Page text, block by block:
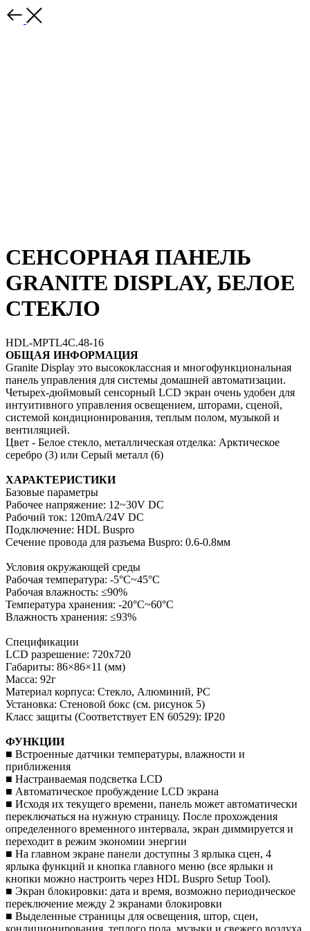
СЕНСОРНАЯ ПАНЕЛЬ
GRANITE DISPLAY, БЕЛОЕ
СТЕКЛО
HDL-MPTL4C.48-16
ОБЩАЯ ИНФОРМАЦИЯ
Granite Display это высококлассная и многофункциональная
панель управления для системы домашней автоматизации.
Четырех-дюймовый сенсорный LCD экран очень удобен для
интуитивного управления освещением, шторами, сценой,
системой кондиционирования, теплым полом, музыкой и
вентиляцией.
Цвет - Белое стекло, металлическая отделка: Арктическое
серебро (3) или Серый металл (6)
ХАРАКТЕРИСТИКИ
Базовые параметры
Рабочее напряжение: 12~30V DC
Рабочий ток: 120mA/24V DC
Подключение: HDL Buspro
Сечение провода для разъема Buspro: 0.6-0.8мм
Условия окружающей среды
Рабочая температура: -5°C~45°C
Рабочая влажность: ≤90%
Температура хранения: -20°C~60°C
Влажность хранения: ≤93%
Спецификации
LCD разрешение: 720x720
Габариты: 86×86×11 (мм)
Масса: 92г
Материал корпуса: Стекло, Алюминий, PC
Установка: Стеновой бокс (см. рисунок 5)
Класс защиты (Соответствует EN 60529): IP20
ФУНКЦИИ
■ Встроенные датчики температуры, влажности и
приближения
■ Настраиваемая подсветка LCD
■ Автоматическое пробуждение LCD экрана
■ Исходя их текущего времени, панель может автоматически
переключаться на нужную страницу. После прохождения
определенного временного интервала, экран диммируется и
переходит в режим экономии энергии
■ На главном экране панели доступны 3 ярлыка сцен, 4
ярлыка функций и кнопка главного меню (все ярлыки и
кнопки можно настроить через HDL Buspro Setup Tool).
■ Экран блокировки: дата и время, возможно периодическое
переключение между 2 экранами блокировки
■ Выделенные страницы для освещения, штор, сцен,
кондиционирования, теплого пола, музыки и свежего воздуха